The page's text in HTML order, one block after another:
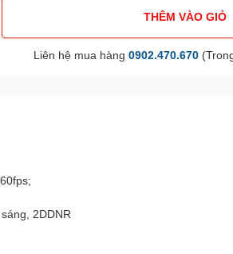
THÊM VÀO GIỎ
Liên hệ mua hàng 0902.470.670
2DDNR